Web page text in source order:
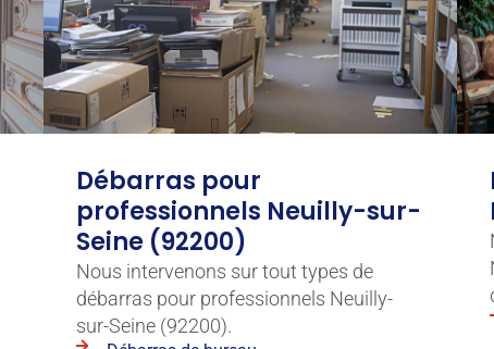
Débarras pour
professionnels Neuilly-sur-
Seine (92200)
Nous intervenons sur tout types de
débarras pour professionnels Neuilly-
sur-Seine (92200).